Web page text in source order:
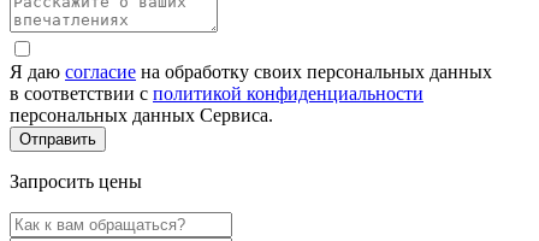
Я даю согласие на обработку своих персональных данных
в соответствии с политикой конфиденциальности
персональных данных Сервиса.
Запросить цены